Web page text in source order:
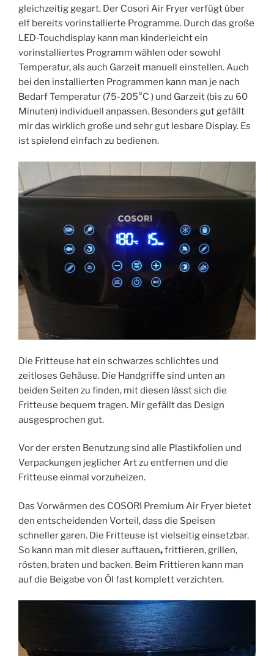
gleichzeitig gegart. Der Cosori Air Fryer verfügt über
elf bereits vorinstallierte Programme. Durch das große
LED-Touchdisplay kann man kinderleicht ein
vorinstalliertes Programm wählen oder sowohl
Temperatur, als auch Garzeit manuell einstellen. Auch
bei den installierten Programmen kann man je nach
Bedarf Temperatur (75-205°C ) und Garzeit (bis zu 60
Minuten) individuell anpassen. Besonders gut gefällt
mir das wirklich große und sehr gut lesbare Display. Es
ist spielend einfach zu bedienen.
Die Fritteuse hat ein schwarzes schlichtes und
zeitloses Gehäuse. Die Handgriffe sind unten an
beiden Seiten zu finden, mit diesen lässt sich die
Fritteuse bequem tragen. Mir gefällt das Design
ausgesprochen gut.
Vor der ersten Benutzung sind alle Plastikfolien und
Verpackungen jeglicher Art zu entfernen und die
Fritteuse einmal vorzuheizen.
Das Vorwärmen des COSORI Premium Air Fryer bietet
den entscheidenden Vorteil, dass die Speisen
schneller garen. Die Fritteuse ist vielseitig einsetzbar.
So kann man mit dieser auftauen,frittieren, grillen,
rösten, braten und backen. Beim Frittieren kann man
auf die Beigabe von Öl fast komplett verzichten.